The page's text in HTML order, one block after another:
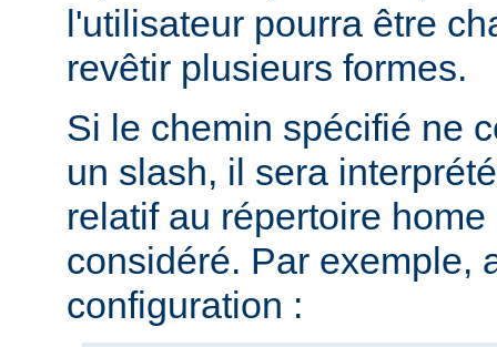
l'utilisateur pourra être
revêtir plusieurs formes.
Si le chemin spécifié ne
un slash, il sera
relatif au répertoire
considéré. Par exemple,
configuration :